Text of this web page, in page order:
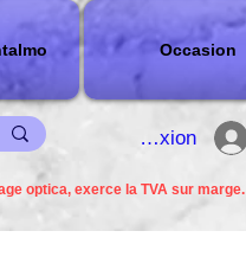
Occasion
connexion
optica, exerce la TVA sur marge.